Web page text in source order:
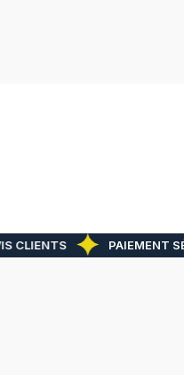
CLIENTS PAIEMENT